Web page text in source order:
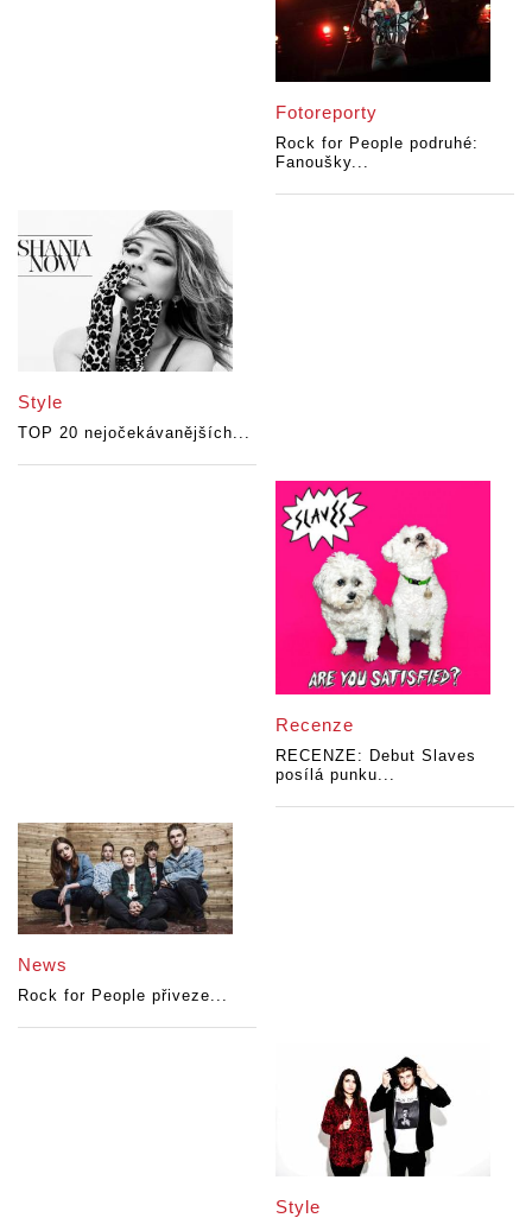
Fotoreporty
Rock for People podruhé:
Fanoušky...
Style
TOP 20 nejočekávanějších...
Recenze
RECENZE: Debut Slaves
posílá punku...
News
Rock for People přiveze...
Style